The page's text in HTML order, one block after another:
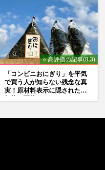
⭐ 高評価の記事(8.3)
「コンビニおにぎり」を平気
で買う人が知らない残念な真
実！原材料表示に隠された添